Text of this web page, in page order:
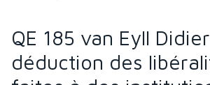
QE 185 van Eyll
déduction des